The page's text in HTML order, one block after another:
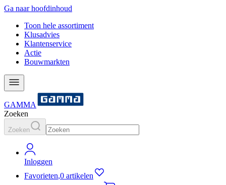
Ga naar hoofdinhoud
Toon hele assortiment
Klusadvies
Klantenservice
Actie
Bouwmarkten
GAMMA
Zoeken
Zoeken
Inloggen
Favorieten,0 artikelen